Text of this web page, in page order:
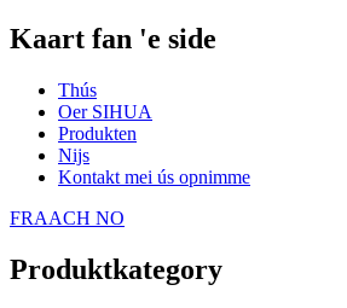
Kaart fan 'e side
Thús
Oer SIHUA
Produkten
Nijs
Kontakt mei ús opnimme
FRAACH NO
Produktkategory